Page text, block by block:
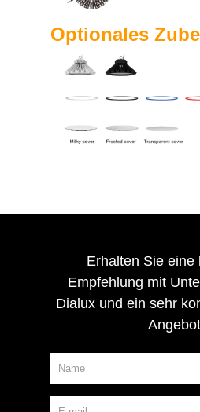
Optionales
Erhalten Sie eine
Empfehlung mit
Dialux und ein sehr